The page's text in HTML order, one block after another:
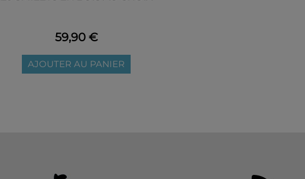
59,90 €
AJOUTER AU PANIER